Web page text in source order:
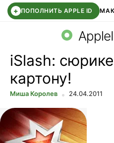
+ ПОПОЛНИТЬ APPLE ID
СБЕР КИДС ВТБ
iSlash:
картону!
Миша Королев 24.04.2011